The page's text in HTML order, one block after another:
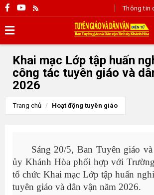
Thông tin
Khai mạc Lớp tập huấn
công tác tuyên giáo và
2026
Trang chủ Hoạt động tuyên giáo
Sáng 20/5, Ban Tuyên giáo
ủy Khánh Hòa phối hợp với
tổ chức Khai mạc Lớp tập huấn
tuyên giáo và dân vận năm 2026.